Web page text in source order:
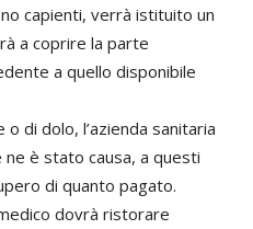
capienti, verrà istituito un
a coprire la parte
a quello disponibile
di dolo, l’azienda sanitaria
è stato causa, a questi
di quanto pagato.
dovrà ristorare